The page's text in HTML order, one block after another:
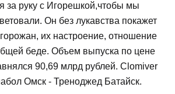
за руку с Игорешкой,чтобы мы
Он без лукавства покажет
их настроение, отношение
беде. Объем выпуска по цене
90,69 млрд рублей. Clomiver
Омск - Треноджед Батайск.